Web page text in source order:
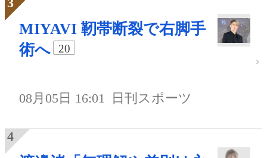
MIYAVI 靭帯断裂で右脚手
術へ
20
08月05日 16:01 日刊スポーツ